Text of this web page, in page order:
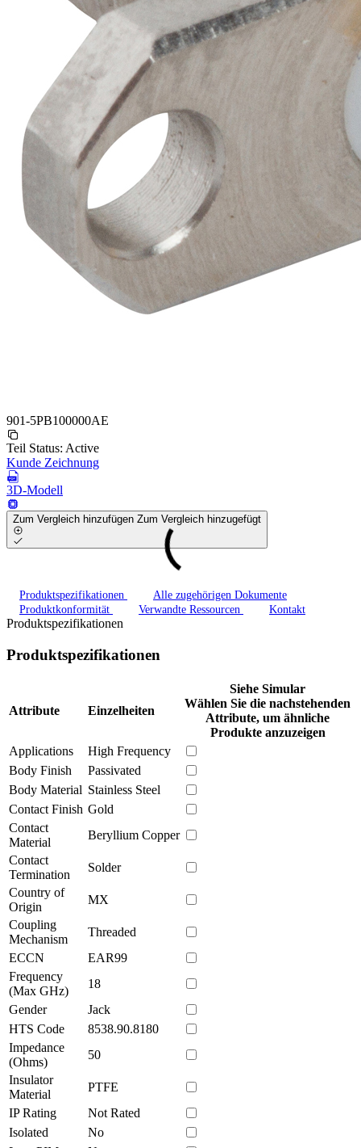
901-5PB100000AE
Teil Status: Active
Kunde Zeichnung
3D-Modell
Zum Vergleich hinzufügen Zum Vergleich hinzugefügt
Produktspezifikationen
Alle zugehörigen Dokumente
Produktkonformität
Verwandte Ressourcen Kontakt
Produktspezifikationen
Produktspezifikationen
Attribute Einzelheiten
Siehe Simular
Wählen Sie die nachstehenden
Attribute, um ähnliche
Produkte anzuzeigen
Applications
High Frequency
Body Finish
Passivated
Body Material Stainless Steel
Contact Finish Gold
Contact
Material
Beryllium Copper
Contact
Termination
Solder
Country of
Origin
MX
Coupling
Mechanism
Threaded
ECCN
EAR99
Frequency
(Max GHz)
18
Gender
Jack
HTS Code
8538.90.8180
Impedance
(Ohms)
50
Insulator
Material
PTFE
IP Rating
Not Rated
Isolated
No